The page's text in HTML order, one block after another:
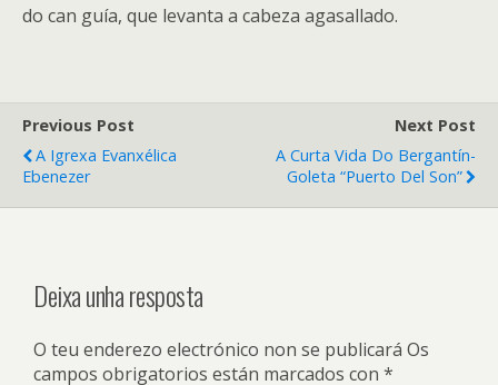
do can guía, que levanta a cabeza agasallado.
Previous Post
A Igrexa Evanxélica
Ebenezer
Next Post
A Curta Vida Do Bergantín-
Goleta “Puerto Del Son”
Deixa unha resposta
O teu enderezo electrónico non se publicará Os
campos obrigatorios están marcados con *